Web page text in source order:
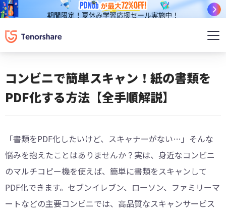
コンビニで簡単スキャン！紙の書類を
PDF化する方法【全手順解説】
「書類をPDF化したいけど、スキャナーがない…」そんな
悩みを抱えたことはありませんか？実は、身近なコンビニ
のマルチコピー機を使えば、簡単に書類をスキャンして
PDF化できます。セブンイレブン、ローソン、ファミリーマ
ートなどの主要コンビニでは、高品質なスキャンサービス